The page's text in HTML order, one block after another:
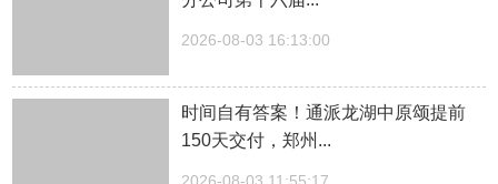
2026-08-03 16:13:00
时间自有答案！通派龙湖中原颂提前
150天交付，郑州...
2026-08-03 11:55:17